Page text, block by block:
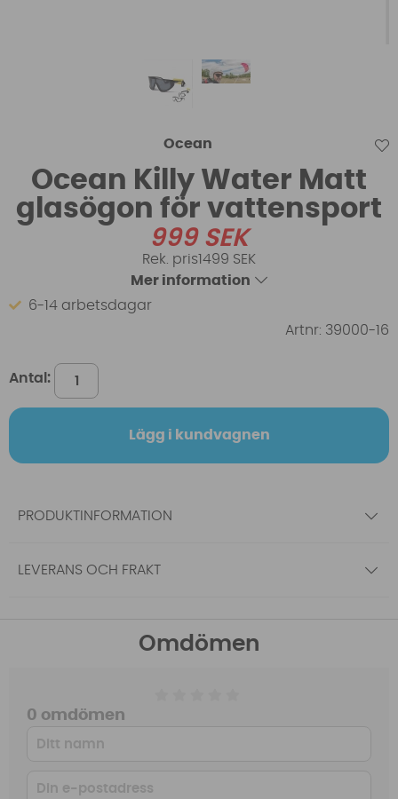
Ocean
Ocean Killy Water Matt
glasögon för vattensport
999SEK
1499 SEK
Mer information
6-14 arbetsdagar
Artnr: 39000-16
Antal:
Lägg i kundvagnen
PRODUKTINFORMATION
LEVERANS OCH FRAKT
Omdömen
0 omdömen